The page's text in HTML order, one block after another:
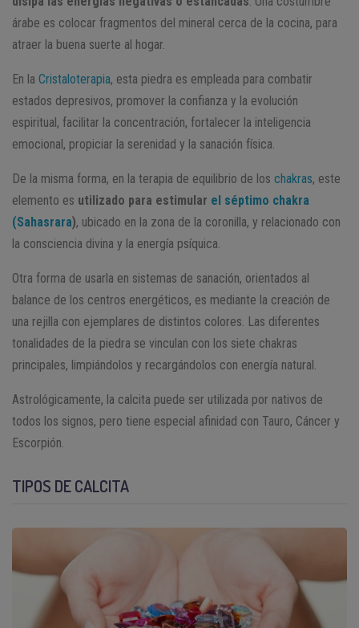
árabe es colocar fragmentos del mineral cerca de la cocina, para
atraer la buena suerte al hogar.
En la Cristaloterapia, esta piedra es empleada para combatir
estados depresivos, promover la confianza y la evolución
espiritual, facilitar la concentración, fortalecer la inteligencia
emocional, propiciar la serenidad y la sanación física.
De la misma forma, en la terapia de equilibrio de los chakras, este
elemento es utilizado para estimular el séptimo chakra
(Sahasrara), ubicado en la zona de la coronilla, y relacionado con
la consciencia divina y la energía psíquica.
Otra forma de usarla en sistemas de sanación, orientados al
balance de los centros energéticos, es mediante la creación de
una rejilla con ejemplares de distintos colores. Las diferentes
tonalidades de la piedra se vinculan con los siete chakras
principales, limpiándolos y recargándolos con energía natural.
Astrológicamente, la calcita puede ser utilizada por nativos de
todos los signos, pero tiene especial afinidad con Tauro, Cáncer y
Escorpión.
TIPOS DE CALCITA